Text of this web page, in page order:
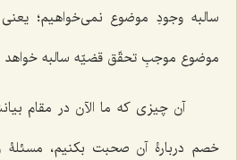
سالبه وجودِ موضوع نمی‌خواهیم؛
موضوع موجبِ تحقّق قضیّه سالبه
آن چیزی که ما الآن در مقام
خصم دربارۀ آن صحبت بکنیم،